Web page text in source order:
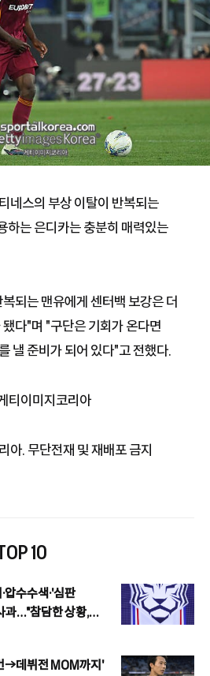
네스의 부상 이탈이 반복되는
하는 은디카는 충분히 매력있는
되는 맨유에게 센터백 보강은 더
다"며 "구단은 기회가 온다면
낼 준비가 되어 있다"고 전했다.
티이미지코리아
. 무단전재 및 재배포 금지
10
압수수색·'심판
과…"참담한 상황,
→데뷔전 MOM까지'